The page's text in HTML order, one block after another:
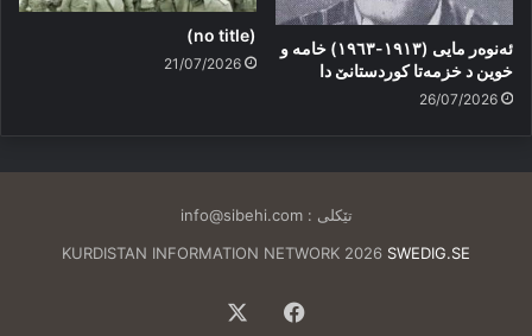
ئەنوەر مایی (١٩١٣-١٩٦٣) خامە و
خوین د خزمەتا کوردستانێ دا
26/07/2026
(no title)
21/07/2026
تێکلی :info@sibehi.com
KURDISTAN INFORMATION NETWORK 2026 SWEDIG.SE
Facebook